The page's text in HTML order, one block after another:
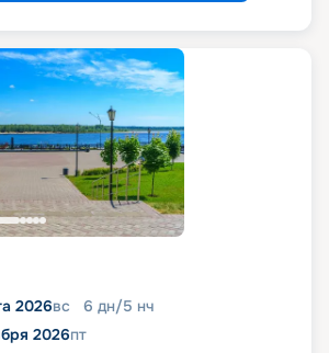
2026вс 6 дн/5 нч
2026пт